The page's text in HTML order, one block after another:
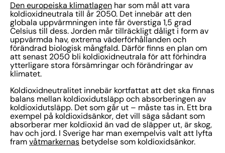
Den europeiska klimatlagen har som mål att vara
koldioxidneutrala till år 2050. Det innebär att den
globala uppvärmningen inte får överstiga 1,5 grad
Celsius till dess. Jorden mår tillräckligt dåligt i form av
uppvärmda hav, extrema väderförhållanden och
förändrad biologisk mångfald. Därför finns en plan om
att senast 2050 bli koldioxidneutrala för att förhindra
ytterligare stora försämringar och förändringar av
klimatet.
Koldioxidneutralitet innebär kortfattat att det ska finnas
balans mellan koldioxidutsläpp och absorberingen av
koldioxidutsläpp. Det som går ut – måste tas in. Ett bra
exempel på koldioxidsänkor, det vill säga sådant som
absorberar mer koldioxid än vad de släpper ut, är skog,
hav och jord. I Sverige har man exempelvis valt att lyfta
fram våtmarkernas betydelse som koldioxidsänkor.